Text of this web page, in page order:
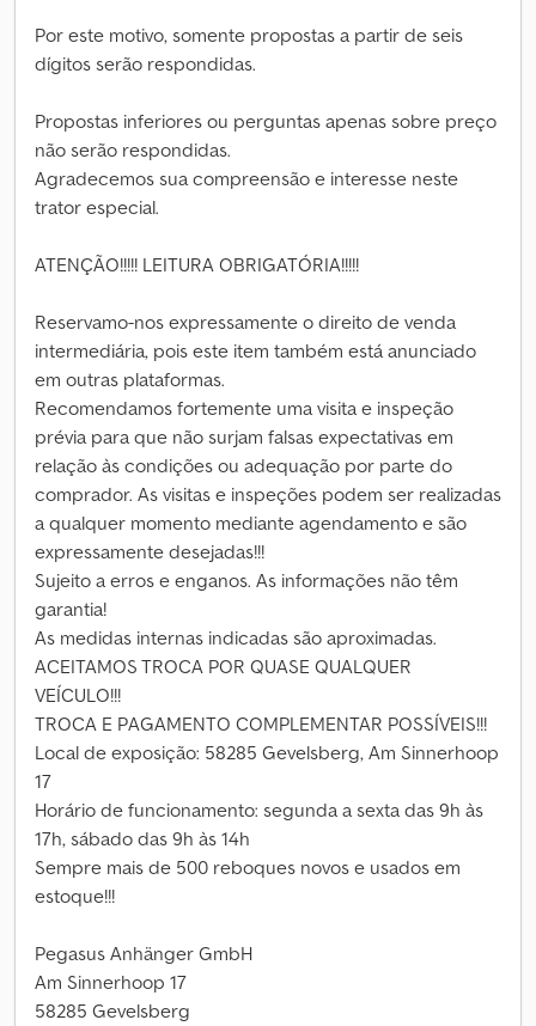
Por este motivo, somente propostas a partir de seis
dígitos serão respondidas.
Propostas inferiores ou perguntas apenas sobre preço
não serão respondidas.
Agradecemos sua compreensão e interesse neste
trator especial.
ATENÇÃO!!!!! LEITURA OBRIGATÓRIA!!!!!
Reservamo-nos expressamente o direito de venda
intermediária, pois este item também está anunciado
em outras plataformas.
Recomendamos fortemente uma visita e inspeção
prévia para que não surjam falsas expectativas em
relação às condições ou adequação por parte do
comprador. As visitas e inspeções podem ser realizadas
a qualquer momento mediante agendamento e são
expressamente desejadas!!!
Sujeito a erros e enganos. As informações não têm
garantia!
As medidas internas indicadas são aproximadas.
ACEITAMOS TROCA POR QUASE QUALQUER
VEÍCULO!!!
TROCA E PAGAMENTO COMPLEMENTAR POSSÍVEIS!!!
Local de exposição: 58285 Gevelsberg, Am Sinnerhoop
17
Horário de funcionamento: segunda a sexta das 9h às
17h, sábado das 9h às 14h
Sempre mais de 500 reboques novos e usados em
estoque!!!
Pegasus Anhänger GmbH
Am Sinnerhoop 17
58285 Gevelsberg